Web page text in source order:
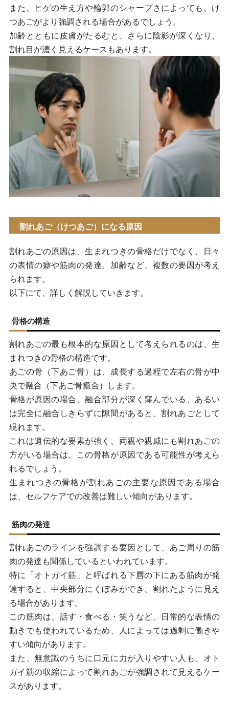
また、ヒゲの生え方や輪郭のシャープさによっても、け
つあごがより強調される場合があるでしょう。
加齢とともに皮膚がたるむと、さらに陰影が深くなり、
割れ目が濃く見えるケースもあります。
割れあご（けつあご）になる原因
割れあごの原因は、生まれつきの骨格だけでなく、日々
の表情の癖や筋肉の発達、加齢など、複数の要因が考え
られます。
以下にて、詳しく解説していきます。
骨格の構造
割れあごの最も根本的な原因として考えられるのは、生
まれつきの骨格の構造です。
あごの骨（下あご骨）は、成長する過程で左右の骨が中
央で融合（下あご骨癒合）します。
骨格が原因の場合、融合部分が深く窪んでいる、あるい
は完全に融合しきらずに隙間があると、割れあごとして
現れます。
これは遺伝的な要素が強く、両親や親戚にも割れあごの
方がいる場合は、この骨格が原因である可能性が考えら
れるでしょう。
生まれつきの骨格が割れあごの主要な原因である場合
は、セルフケアでの改善は難しい傾向があります。
筋肉の発達
割れあごのラインを強調する要因として、あご周りの筋
肉の発達も関係しているといわれています。
特に「オトガイ筋」と呼ばれる下唇の下にある筋肉が発
達すると、中央部分にくぼみができ、割れたように見え
る場合があります。
この筋肉は、話す・食べる・笑うなど、日常的な表情の
動きでも使われているため、人によっては過剰に働きや
すい傾向があります。
また、無意識のうちに口元に力が入りやすい人も、オト
ガイ筋の収縮によって割れあごが強調されて見えるケー
スがあります。